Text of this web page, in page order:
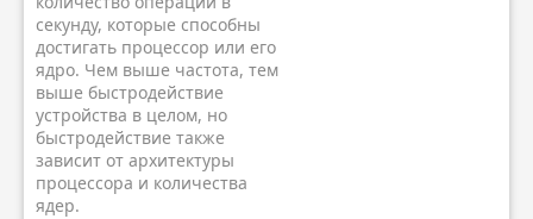
секунду, которые способны
достигать процессор или его
ядро. Чем выше частота, тем
выше быстродействие
устройства в целом, но
быстродействие также
зависит от архитектуры
процессора и количества
ядер.